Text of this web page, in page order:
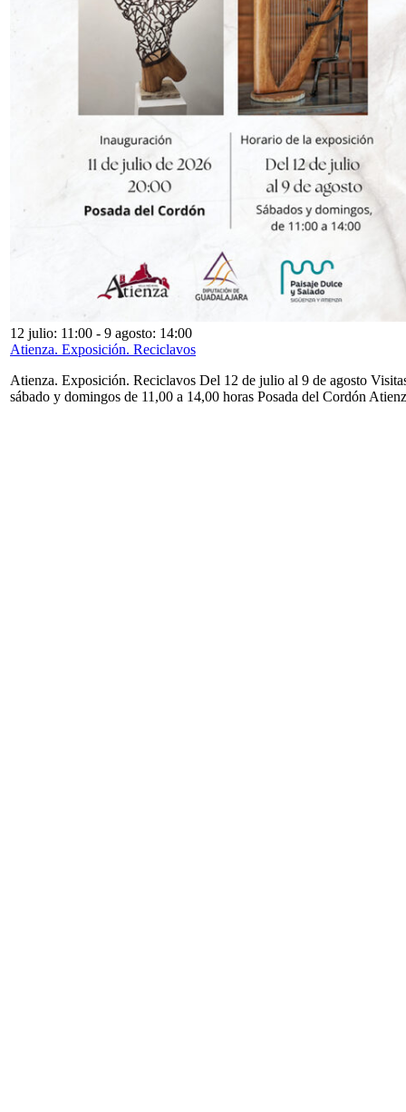
12 julio: 11:00 - 9 agosto: 14:00
Atienza. Exposición. Reciclavos
Atienza. Exposición. Reciclavos Del 12 de julio al 9 de agosto
sábado y domingos de 11,00 a 14,00 horas Posada del Cordón